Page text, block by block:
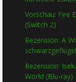
Vorschau: Fire
(Switch 2)
Rezension: A
Rezension:
World (Blu-ray)